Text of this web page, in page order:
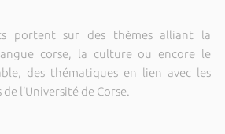
portent sur des thèmes alliant la
corse, la culture ou encore le
des thématiques en lien avec les
l’Université de Corse.